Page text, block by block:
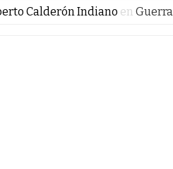
Calderón Indiano en